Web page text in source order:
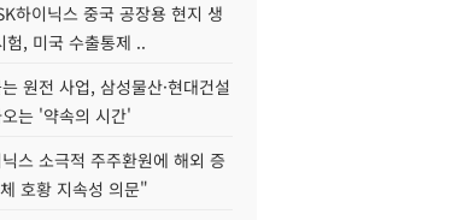
하이닉스 중국 공장용 현지 생
험, 미국 수출통제 ..
원전 사업, 삼성물산·현대건설
는 '약속의 시간'
스 소극적 주주환원에 해외 증
호황 지속성 의문"